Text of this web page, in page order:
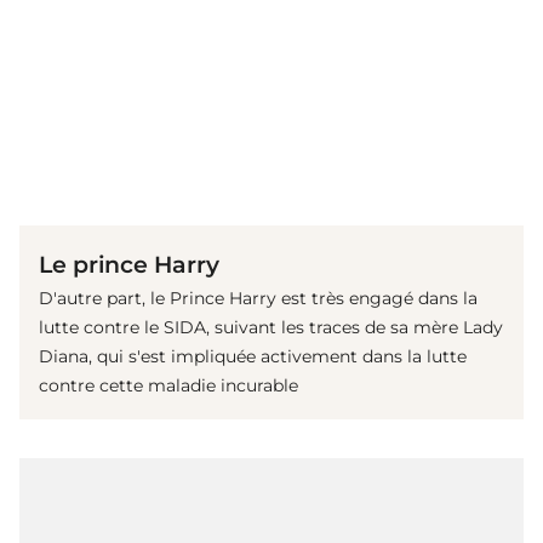
Le prince Harry
D'autre part, le Prince Harry est très engagé dans la
lutte contre le SIDA, suivant les traces de sa mère Lady
Diana, qui s'est impliquée activement dans la lutte
contre cette maladie incurable